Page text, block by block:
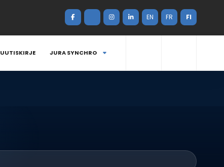
EN FR FI
UUTISKIRJE JURA SYNCHRO